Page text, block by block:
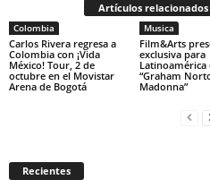
Artículos relacionados
Colombia
Carlos Rivera regresa a
Colombia con ¡Vida
México! Tour, 2 de
octubre en el Movistar
Arena de Bogotá
Musica
Film&Arts
exclusiva para
Latinoamérica
“Graham
Madonna”
Recientes